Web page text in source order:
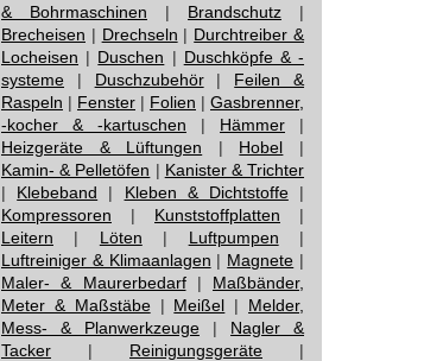
& Bohrmaschinen | Brandschutz |
Brecheisen | Drechseln | Durchtreiber &
Locheisen | Duschen | Duschköpfe & -
systeme | Duschzubehör| Feilen &
Raspeln | Fenster | Folien | Gasbrenner,
-kocher & -kartuschen | Hämmer |
Heizgeräte & Lüftungen | Hobel |
Kamin- & Pelletöfen | Kanister & Trichter
| Klebeband | Kleben & Dichtstoffe|
Kompressoren | Kunststoffplatten |
Leitern | Löten | Luftpumpen |
Luftreiniger & Klimaanlagen | Magnete |
Maler- & Maurerbedarf| Maßbänder,
Meter & Maßstäbe| Meißel | Melder,
Mess- & Planwerkzeuge | Nagler &
Tacker | Reinigungsgeräte |